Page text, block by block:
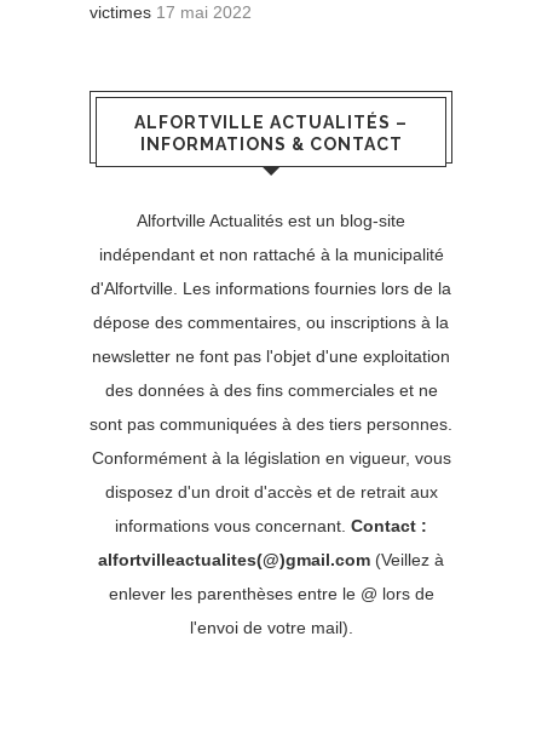
victimes 17 mai 2022
ALFORTVILLE ACTUALITÉS –
INFORMATIONS & CONTACT
Alfortville Actualités est un blog-site
indépendant et non rattaché à la municipalité
d'Alfortville. Les informations fournies lors de la
dépose des commentaires, ou inscriptions à la
newsletter ne font pas l'objet d'une exploitation
des données à des fins commerciales et ne
sont pas communiquées à des tiers personnes.
Conformément à la législation en vigueur, vous
disposez d'un droit d'accès et de retrait aux
informations vous concernant. Contact :
alfortvilleactualites(@)gmail.com (Veillez à
enlever les parenthèses entre le @ lors de
l'envoi de votre mail).